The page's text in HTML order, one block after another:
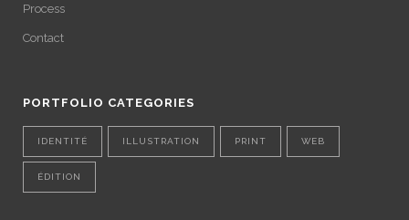
Process
Contact
PORTFOLIO CATEGORIES
IDENTITÉ ILLUSTRATION PRINT WEB
ÉDITION